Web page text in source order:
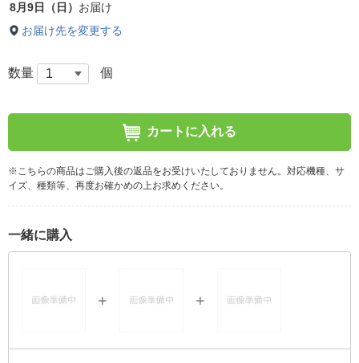
8月9日（日） お届け
お届け先を変更する
数量 個
カートに入れる
※こちらの商品はご購入後の返品をお受けいたしておりません。対応機種、サ
イズ、種類等、再度お確かめの上お求めください。
一緒に購入